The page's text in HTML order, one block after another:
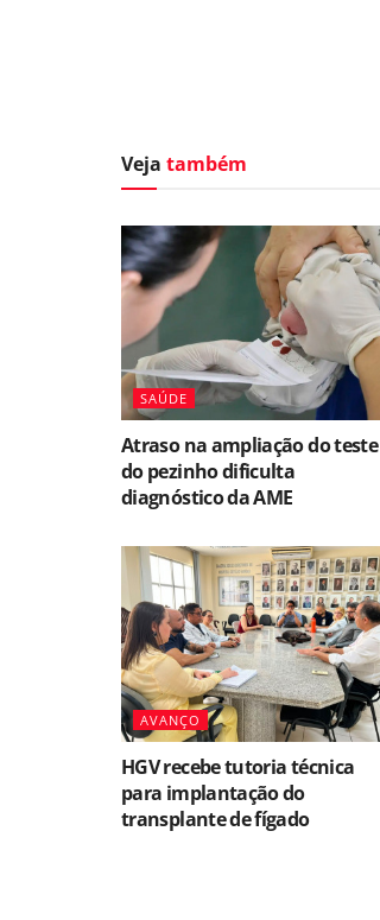
Veja também
SAÚDE
Atraso na ampliação do teste
do pezinho dificulta
diagnóstico da AME
AVANÇO
HGV recebe tutoria técnica
para implantação do
transplante de fígado